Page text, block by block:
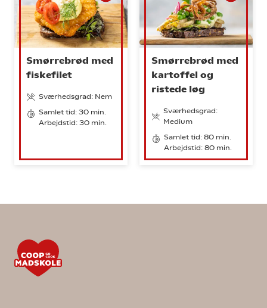
Smørrebrød med
fiskefilet
Sværhedsgrad: Nem
Samlet tid: 30 min.
Arbejdstid: 30 min.
Smørrebrød med
kartoffel og
ristede løg
Sværhedsgrad:
Medium
Samlet tid: 80 min.
Arbejdstid: 80 min.